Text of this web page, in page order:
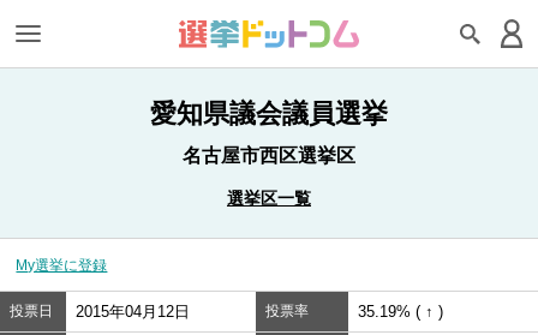
愛知県議会議員選挙
名古屋市西区選挙区
選挙区一覧
My選挙に登録
投票日 2015年04月12日 投票率 35.19% ( ↑ )